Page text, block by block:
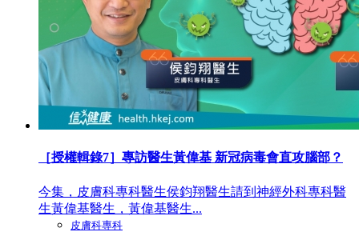
［授權輯錄7］專訪醫生黃偉基 新冠病毒會直攻腦部？
今集，皮膚科專科醫生侯鈞翔醫生請到神經外科專科醫
生黃偉基醫生，黃偉基醫生...
皮膚科專科